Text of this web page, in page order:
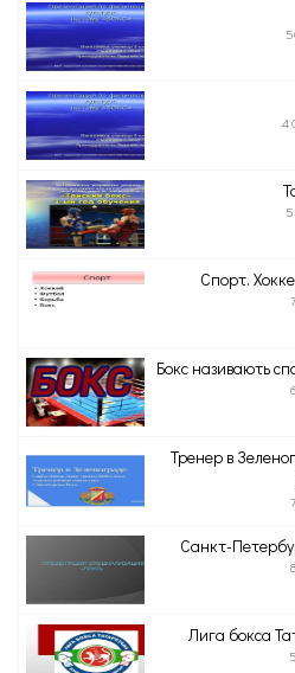
4
Спорт.
Бокс називають
Тренер в
Санкт-
Лига бокса